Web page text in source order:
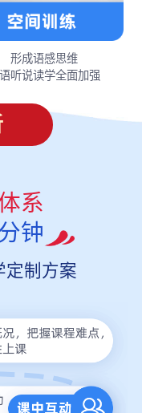
形成语感思维
听说读学全面加强
系
钟
定制方案